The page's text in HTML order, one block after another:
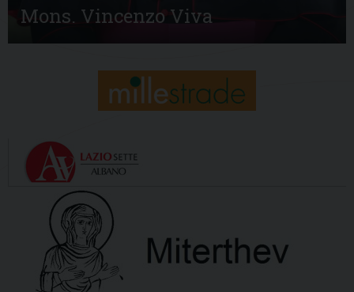
Mons. Vincenzo Viva